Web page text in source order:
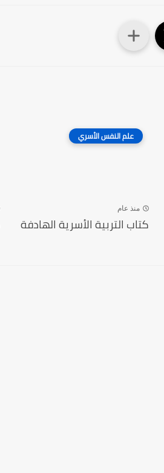
علم النفس الأسري
منذ عام
كتاب التربية الأسرية الهادفة